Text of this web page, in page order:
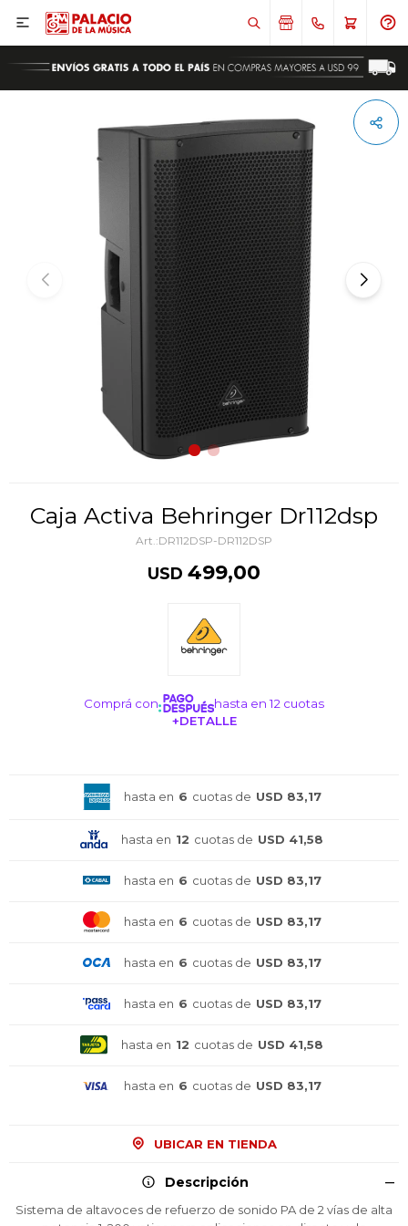

Caja Activa Behringer Dr112dsp
DR112DSP-DR112DSP
USD 499,00
Comprá con
hasta en 12 cuotas
+DETALLE
hasta en 6 cuotas de USD 83,17
hasta en 12 cuotas de USD 41,58
hasta en 6 cuotas de USD 83,17
hasta en 6 cuotas de USD 83,17
hasta en 6 cuotas de USD 83,17
hasta en 6 cuotas de USD 83,17
hasta en 12 cuotas de USD 41,58
hasta en 6 cuotas de USD 83,17
UBICAR EN TIENDA
Descripción
Sistema de altavoces de refuerzo de sonido PA de 2 vías de alta
¡Sumate a la forma más ágil de
comprar!
Comprá en 3 cuotas sin recargo o hasta en
12 cuotas * ¡Solo con tu cédula!
* sujeto aprobación crediticia.
¡Sumate a la forma más ágil de
comprar!
Comprá en 3 cuotas sin recargo o hasta en
12 cuotas * ¡Solo con tu cédula!
* sujeto aprobación crediticia.
¡Sumate a la forma más ágil de
comprar!
Comprá en 3 cuotas sin recargo o hasta en
12 cuotas * ¡Solo con tu cédula!
* sujeto aprobación crediticia.